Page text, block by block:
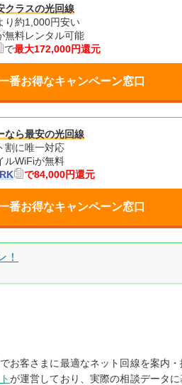
クラスの光回線
り約1,000円安い
無料レンタル可能
で最大172,000円還元
番お得なキャンペーン窓口
なら最安の光回線
割に唯一対応
ルWiFiが無料
で84,000円還元
番お得なキャンペーン窓口
！
お客さまに最適なネット回線を案内
が運営しており、実際の相談データ